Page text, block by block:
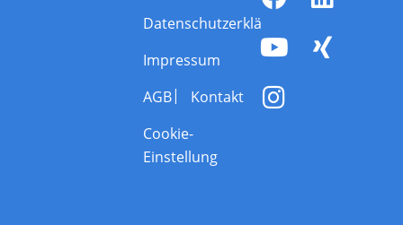
Datenschutzerklärung
Impressum
AGB
Kontakt
Cookie-
Einstellung